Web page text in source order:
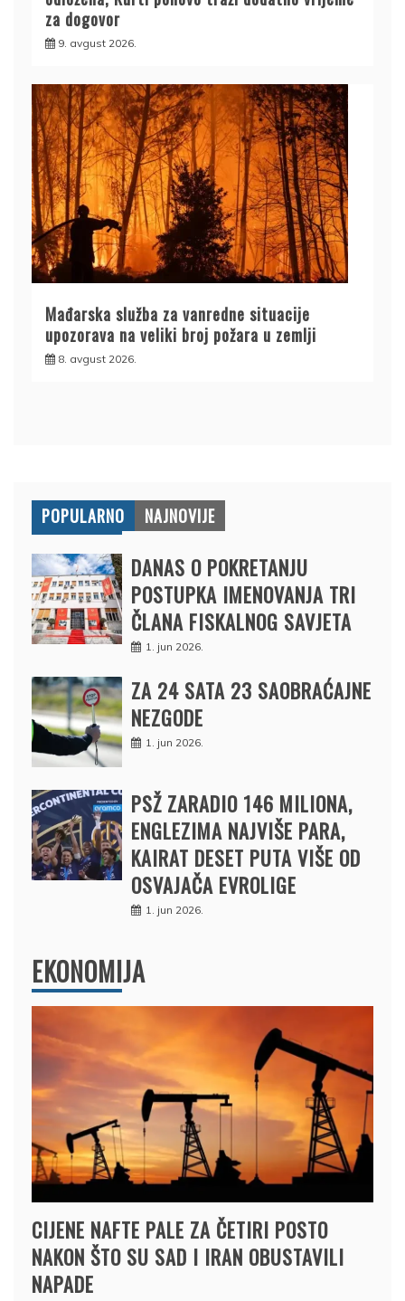
za dogovor
9. avgust 2026.
Mađarska služba za vanredne situacije
upozorava na veliki broj požara u zemlji
8. avgust 2026.
POPULARNO NAJNOVIJE
DANAS O POKRETANJU
POSTUPKA IMENOVANJA TRI
ČLANA FISKALNOG SAVJETA
1. jun 2026.
ZA 24 SATA 23 SAOBRAĆAJNE
NEZGODE
1. jun 2026.
PSŽ ZARADIO 146 MILIONA,
ENGLEZIMA NAJVIŠE PARA,
KAIRAT DESET PUTA VIŠE OD
OSVAJAČA EVROLIGE
1. jun 2026.
EKONOMIJA
CIJENE NAFTE PALE ZA ČETIRI POSTO
NAKON ŠTO SU SAD I IRAN OBUSTAVILI
NAPADE